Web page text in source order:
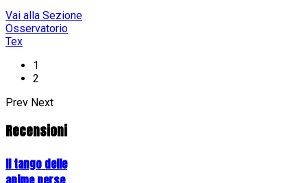
Vai alla Sezione
Osservatorio
Tex
1
2
Prev Next
Recensioni
Il tango delle